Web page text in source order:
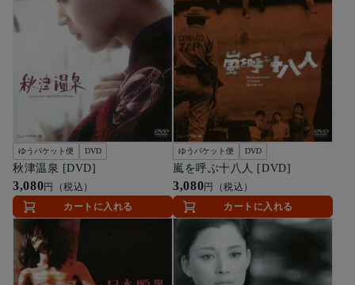
ゆうパケット便 DVD
秋津温泉 [DVD]
3,080円（税込）
カートに入れる
ゆうパケット便 DVD
嵐を呼ぶ十八人 [DVD]
3,080円（税込）
カートに入れる